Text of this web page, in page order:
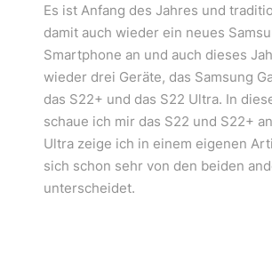
Es ist Anfang des Jahres und
damit auch wieder ein neues
Smartphone an und auch dieses
wieder drei Geräte, das Samsung
das S22+ und das S22 Ultra. In
schaue ich mir das S22 und S22+
Ultra zeige ich in einem eigenen
sich schon sehr von den beiden
unterscheidet.